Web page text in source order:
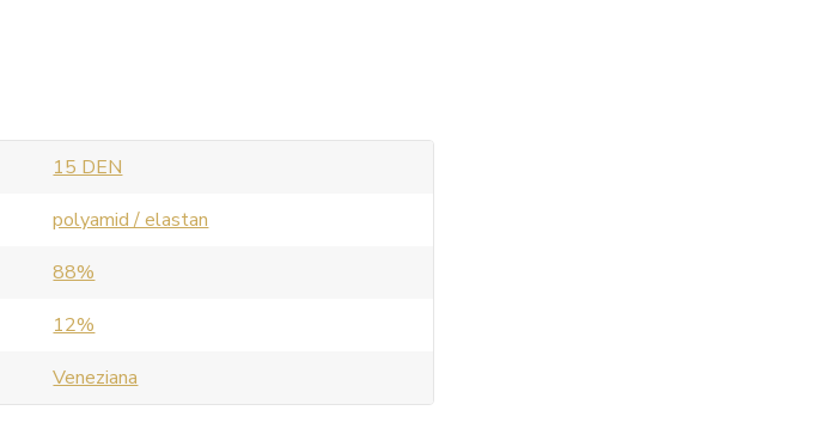
15 DEN
polyamid / elastan
88%
12%
Veneziana